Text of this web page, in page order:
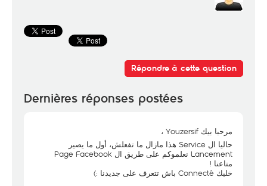
Répondre à cette question
Dernières réponses postées
مرحبا بيك Youzersif ،
حاليا ال Service هذا مازال ما تفعلش، أول ما يصير
Lancement نعلموكم على طريق ال Page Facebook
متاعنا !
خليك Connecté باش تتعرف على جديدنا :)